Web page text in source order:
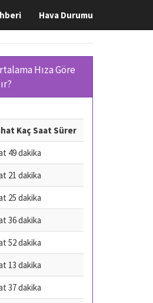
Hava Durumu
Hıza Göre
Kaç Saat Sürer
49 dakika
21 dakika
25 dakika
36 dakika
52 dakika
13 dakika
37 dakika